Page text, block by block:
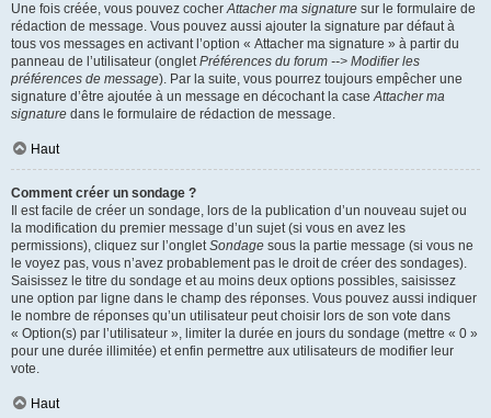
Une fois créée, vous pouvez cocherAttacher ma signature sur le formulaire de
rédaction de message. Vous pouvez aussi ajouter la signature par défaut à
tous vos messages en activant l’option « Attacher ma signature » à partir du
panneau de l’utilisateur (ongletPréférences du forum --> Modifier les
préférences de message). Par la suite, vous pourrez toujours empêcher une
signature d’être ajoutée à un message en décochant la caseAttacher ma
signature dans le formulaire de rédaction de message.
Haut
Comment créer un sondage ?
Il est facile de créer un sondage, lors de la publication d’un nouveau sujet ou
la modification du premier message d’un sujet (si vous en avez les
permissions), cliquez sur l’ongletSondage sous la partie message (si vous ne
le voyez pas, vous n’avez probablement pas le droit de créer des sondages).
Saisissez le titre du sondage et au moins deux options possibles, saisissez
une option par ligne dans le champ des réponses. Vous pouvez aussi indiquer
le nombre de réponses qu’un utilisateur peut choisir lors de son vote dans
« Option(s) par l’utilisateur », limiter la durée en jours du sondage (mettre « 0 »
pour une durée illimitée) et enfin permettre aux utilisateurs de modifier leur
vote.
Haut